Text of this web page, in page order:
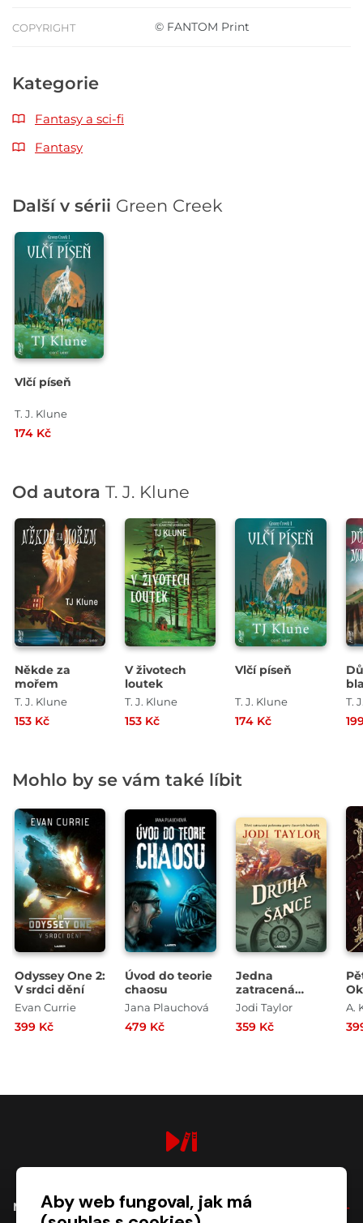
COPYRIGHT © FANTOM Print
Kategorie
Fantasy a sci-fi
Fantasy
Další v sérii Green Creek
Vlčí píseň
T. J. Klune
174 Kč
Od autora T. J. Klune
Někde za
mořem
T. J. Klune
153 Kč
V životech
loutek
T. J. Klune
153 Kč
Vlčí píseň
T. J. Klune
174 Kč
T.
Mohlo by se vám také líbit
Odyssey One 2:
V srdci dění
Evan Currie
399 Kč
Úvod do teorie
chaosu
Jana Plauchová
479 Kč
Jedna
zatracená
pohroma za
druhou 3:
Druhá šance
Jodi Taylor
359 Kč
A.
NÁKUPAby web fungoval, jak má